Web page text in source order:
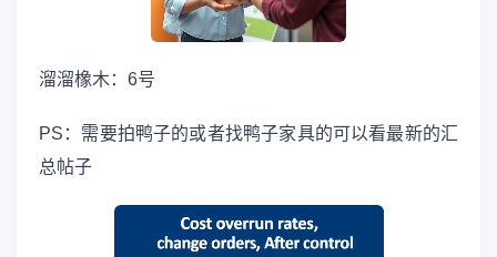
溜溜橡木：6号
PS：需要拍鸭子的或者找鸭子家具的可以看最新的汇
总帖子